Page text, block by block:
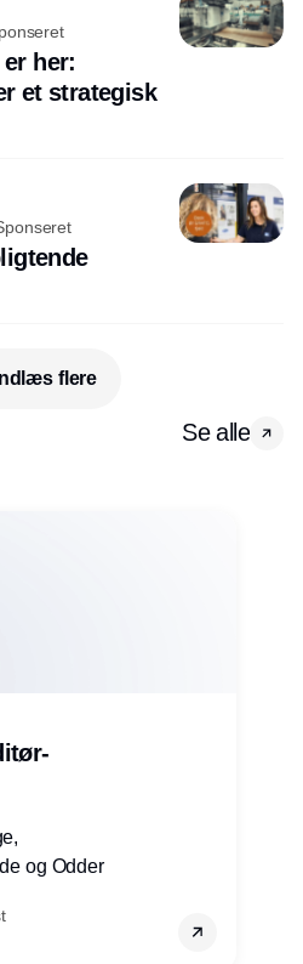
her:
et strategisk
Indlæs flere
Se alle
og Odder